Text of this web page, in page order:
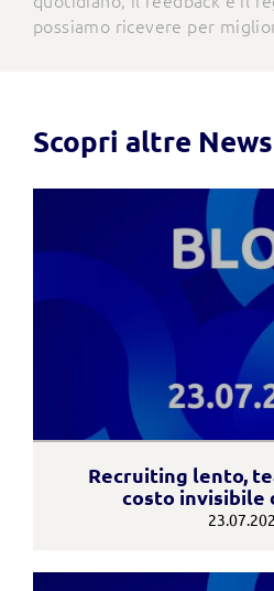
possiamo ricevere per
Scopri altre News
Recruiting lento,
costo invisibile